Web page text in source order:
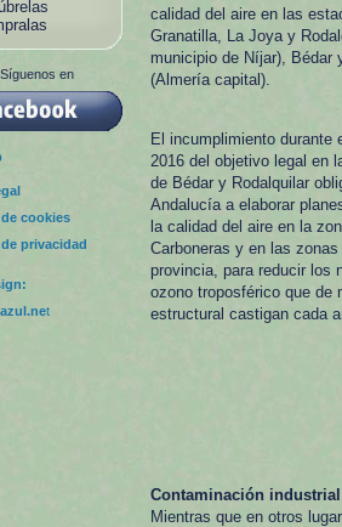
Síguenos en
cookies
privacidad
t
calidad del aire en las
Granatilla, La Joya y
municipio de Níjar), Bédar
(Almería capital).
El incumplimiento durante
2016 del objetivo legal en
de Bédar y Rodalquilar
Andalucía a elaborar
la calidad del aire en la
Carboneras y en las
provincia, para reducir los
ozono troposférico que de
estructural castigan cada
Contaminación industrial
Mientras que en otros